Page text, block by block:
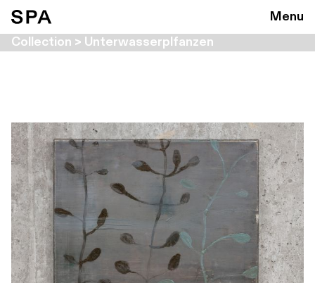
Menu
Collection > Unterwasserplfanzen